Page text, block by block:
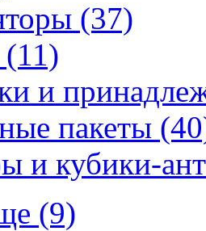
(37)
(11)
и
пакеты
и кубики-
(9)